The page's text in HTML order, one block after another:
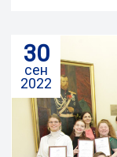
30
сен
2022